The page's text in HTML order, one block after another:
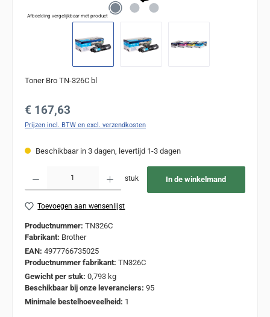
Afbeelding vergelijkbaar met product
Toner Bro TN-326C bl
Normale prijs:
€ 167,63
Prijzen incl. BTW en excl. verzendkosten
Beschikbaar in 3 dagen, levertijd 1-3 dagen
stuk In de winkelmand
Toevoegen aan wensenlijst
Productnummer: TN326C
Fabrikant: Brother
EAN: 4977766735025
Productnummer fabrikant: TN326C
Gewicht per stuk: 0,793 kg
Beschikbaar bij onze leveranciers: 95
Minimale bestelhoeveelheid: 1